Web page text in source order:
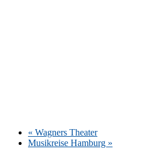
« Wag­ners Theater
Mu­sik­rei­se Ham­burg »